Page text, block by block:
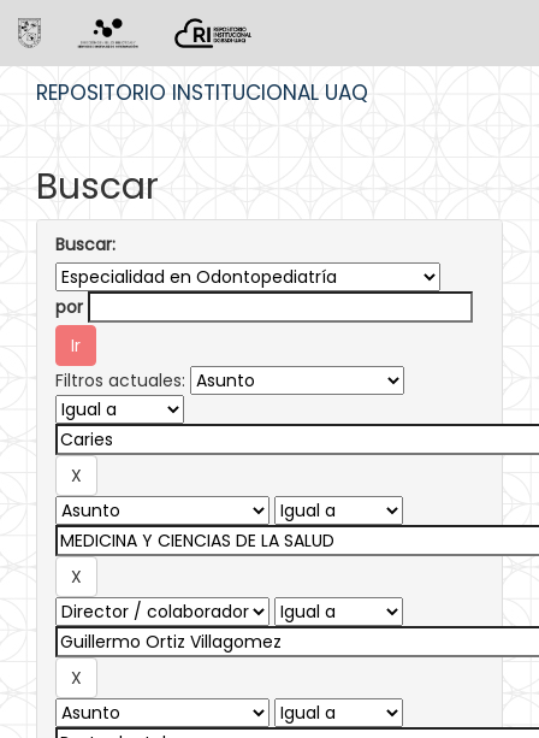
REPOSITORIO INSTITUCIONAL UAQ
Buscar
Buscar:
por
Filtros actuales: